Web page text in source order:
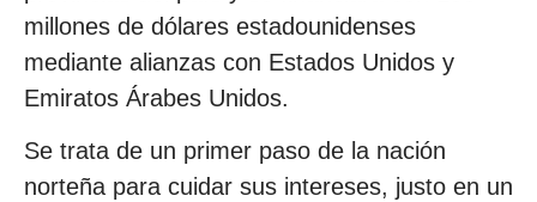
millones de dólares estadounidenses
mediante alianzas con Estados Unidos y
Emiratos Árabes Unidos.
Se trata de un primer paso de la nación
norteña para cuidar sus intereses, justo en un